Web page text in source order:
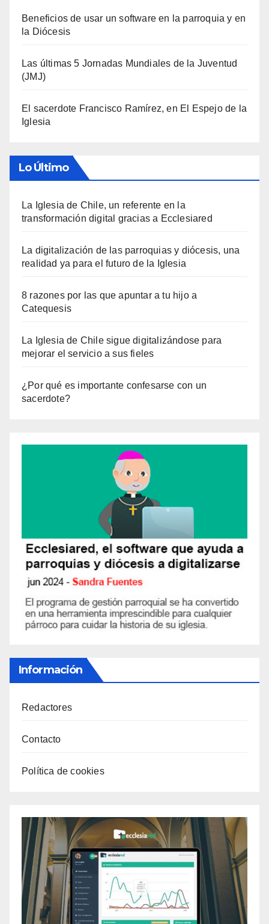
Beneficios de usar un software en la parroquia y en
la Diócesis
Las últimas 5 Jornadas Mundiales de la Juventud
(JMJ)
El sacerdote Francisco Ramírez, en El Espejo de la
Iglesia
Lo Último
La Iglesia de Chile, un referente en la
transformación digital gracias a Ecclesiared
La digitalización de las parroquias y diócesis, una
realidad ya para el futuro de la Iglesia
8 razones por las que apuntar a tu hijo a
Catequesis
La Iglesia de Chile sigue digitalizándose para
mejorar el servicio a sus fieles
¿Por qué es importante confesarse con un
sacerdote?
Información
Redactores
Contacto
Política de cookies